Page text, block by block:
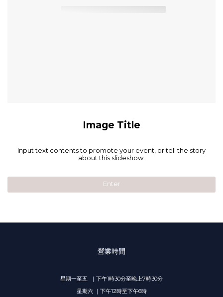
Image Title
Input text contents to promote your event, or tell the story
about this slideshow.
Enter
營業時間
星期一至五 ｜下午1時30分至晚上7時30分
星期六 ｜下午12時至下午6時